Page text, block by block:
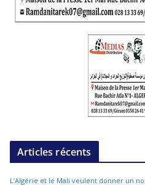
Articles récents
L’Algérie et le Mali veulent donner un